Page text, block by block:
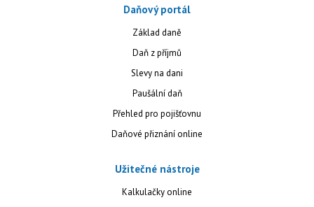
Daňový portál
Základ daně
Daň z příjmů
Slevy na dani
Paušální daň
Přehled pro pojišťovnu
Daňové přiznání online
Užitečné nástroje
Kalkulačky online